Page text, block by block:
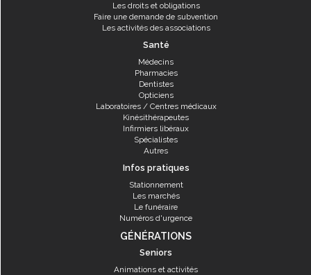
Les droits et obligations
Faire une demande de subvention
Les activités des associations
Santé
Médecins
Pharmacies
Dentistes
Opticiens
Laboratoires / Centres médicaux
Kinésithérapeutes
Infirmiers libéraux
Spécialistes
Autres
Infos pratiques
Stationnement
Les marchés
Le funéraire
Numéros d'urgence
GÉNÉRATIONS
Seniors
Animations et activités